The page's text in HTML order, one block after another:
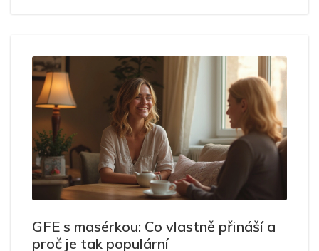
GFE s masérkou: Co vlastně přináší a
proč je tak populární